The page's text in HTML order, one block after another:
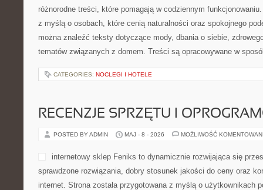
różnorodne treści, które pomagają w codziennym
z myślą o osobach, które cenią naturalności oraz spokojnego
można znaleźć teksty dotyczące mody, dbania o siebie,
tematów związanych z domem. Treści są opracowywane w
CATEGORIES: NOCLEGI I HOTELE
RECENZJE SPRZĘTU I
POSTED BY ADMIN MAJ - 8 - 2026 MOŻLIWOŚĆ
internetowy sklep Feniks to dynamicznie rozwijająca się
sprawdzone rozwiązania, dobry stosunek jakości do ceny oraz
internet. Strona została przygotowana z myślą o użytkownikach